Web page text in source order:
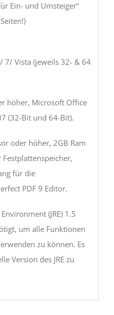
Ein- und Umsteiger“
Vista (jeweils 32- & 64
höher, Microsoft Office
(32-Bit und 64-Bit).
oder höher, 2GB Ram
für die
PDF 9 Editor.
(JRE) 1.5
um alle Funktionen
zu können. Es
Version des JRE zu